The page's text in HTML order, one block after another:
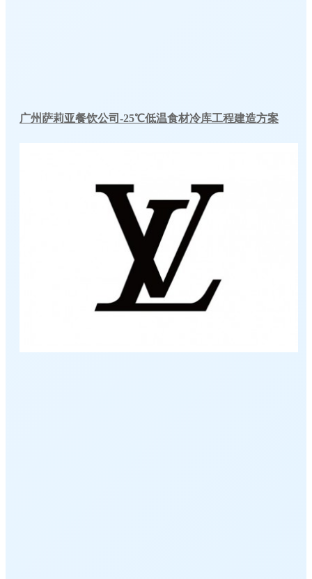
广州萨莉亚餐饮公司-25℃低温食材冷库工程建造方案